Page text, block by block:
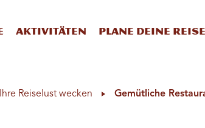
Aktivitäten Plane deine Reise
Reiselust wecken Gemütliche